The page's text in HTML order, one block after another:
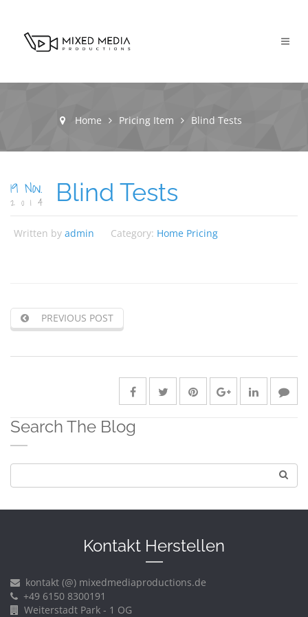
Home Pricing Item Blind Tests
19 Nov.
2014 Blind Tests
Written by admin Category: Home Pricing
PREVIOUS POST
Search The Blog
Kontakt Herstellen
kontakt (@) mixedmediaproductions.de
+49 6150 8300191
Weiterstadt Park - 1 OG